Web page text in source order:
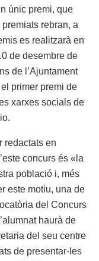
únic premi, que
rebran, a
es realitzarà en
de desembre de
de l’Ajuntament
primer premi de
xarxes socials de
redactats en
concurs és «la
població i, més
este motiu, una de
del Concurs
haurà de
del seu centre
de presentar-les